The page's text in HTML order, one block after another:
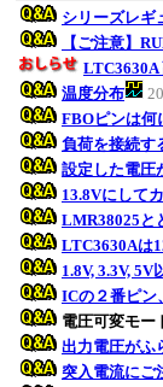
シリーズレギ
【ご注意】
LTC3630A
温度分布
FBOピンは何
負荷を接続す
設定した電圧
13.8Vにして
LMR38025と
LTC3630Aは
1.8V, 3.3V,
ICの２番ピン
電圧可変モー
出力電圧がふ
突入電流にご